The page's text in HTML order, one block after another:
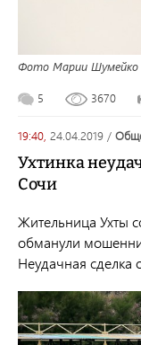
Фото Марии Шумейко
5 3670
19:40, 24.04.2019 /
Ухтинка
Сочи
Жительница Ухты
обманули
Неудачная сделка